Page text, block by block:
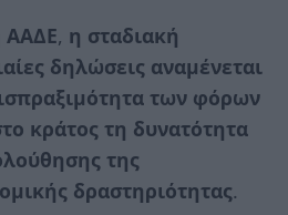
ΑΑΔΕ, η σταδιακή
δηλώσεις αναμένεται
των φόρων
κράτος τη δυνατότητα
της
δραστηριότητας.